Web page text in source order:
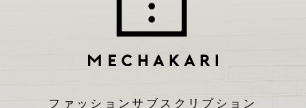
ファッションサブスクリプション